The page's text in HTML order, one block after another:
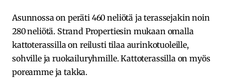
Asunnossa on peräti 460 neliötä ja terassejakin noin
280 neliötä. Strand Propertiesin mukaan omalla
kattoterassilla on reilusti tilaa aurinkotuoleille,
sohville ja ruokailuryhmille. Kattoterassilla on myös
poreamme ja takka.